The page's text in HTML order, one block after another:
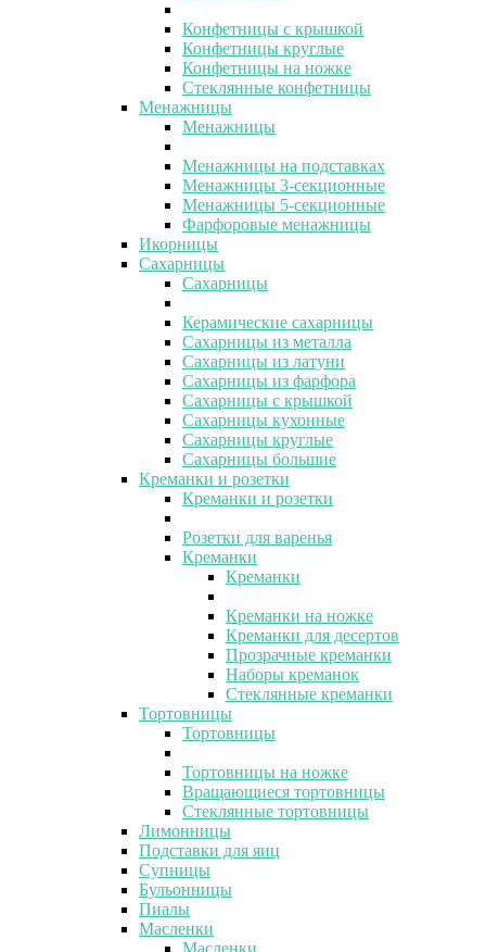
Конфетницы с крышкой
Конфетницы круглые
Конфетницы на ножке
Стеклянные конфетницы
Менажницы
Менажницы
Менажницы на подставках
Менажницы 3-секционные
Менажницы 5-секционные
Фарфоровые менажницы
Икорницы
Сахарницы
Сахарницы
Керамические сахарницы
Сахарницы из металла
Сахарницы из латуни
Сахарницы из фарфора
Сахарницы с крышкой
Сахарницы кухонные
Сахарницы круглые
Сахарницы большие
Креманки и розетки
Креманки и розетки
Розетки для варенья
Креманки
Креманки
Креманки на ножке
Креманки для десертов
Прозрачные креманки
Наборы креманок
Стеклянные креманки
Тортовницы
Тортовницы
Тортовницы на ножке
Вращающиеся тортовницы
Стеклянные тортовницы
Лимонницы
Подставки для яиц
Супницы
Бульонницы
Пиалы
Масленки
Масленки